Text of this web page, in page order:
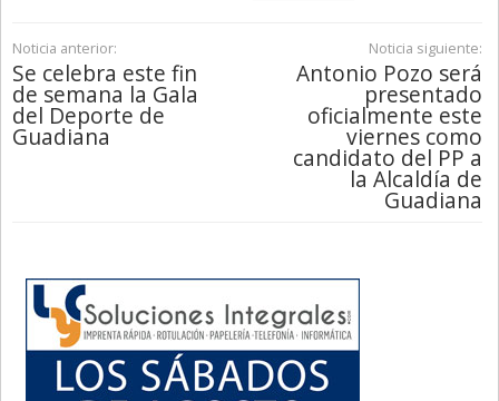
Noticia anterior:
Se celebra este fin
de semana la Gala
del Deporte de
Guadiana
Noticia siguiente:
Antonio Pozo será
presentado
oficialmente este
viernes como
candidato del PP a
la Alcaldía de
Guadiana